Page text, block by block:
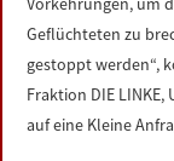
Geflüchteten zu
gestoppt werden“,
Fraktion DIE
auf eine Kleine